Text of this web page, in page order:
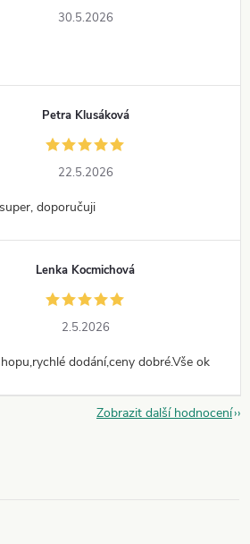
30.5.2026
Petra Klusáková
22.5.2026
doporučuji
Lenka Kocmichová
2.5.2026
dodání,ceny dobré.Vše ok
Zobrazit další hodnocení